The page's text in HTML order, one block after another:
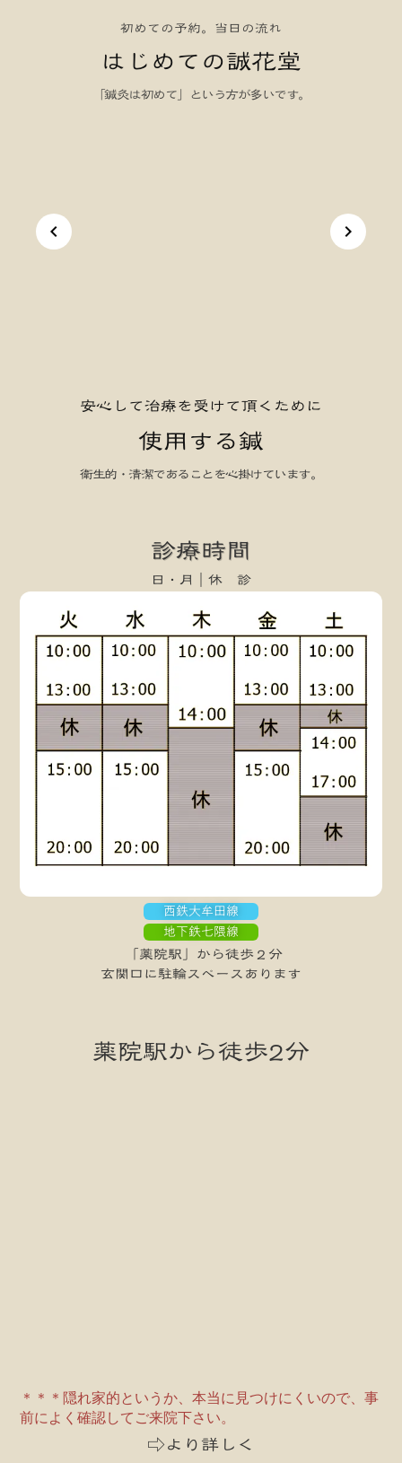
初めての予約。当日の流れ
はじめての誠花堂
「鍼灸は初めて」という方が多いです。
keyboard_arrow_right
keyboard_arrow_left
安心して治療を受けて頂くために
使用する鍼
衛生的・清潔であることを心掛けています。
診療時間
日・月｜休 診
西鉄大牟田線
地下鉄七隈線
「薬院駅」から徒歩２分
玄関口に駐輪スペースあります
薬院駅から徒歩2分
＊＊＊隠れ家的というか、本当に見つけにくいので、事
前によく確認してご来院下さい。
⇨より詳しく